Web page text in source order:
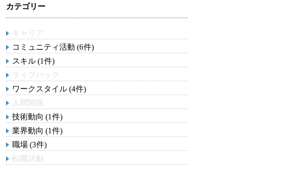
カテゴリー
キャリア
コミュニティ活動 (6件)
スキル (1件)
ライフハック
ワークスタイル (4件)
人間関係
技術動向 (1件)
業界動向 (1件)
職場 (3件)
転職活動